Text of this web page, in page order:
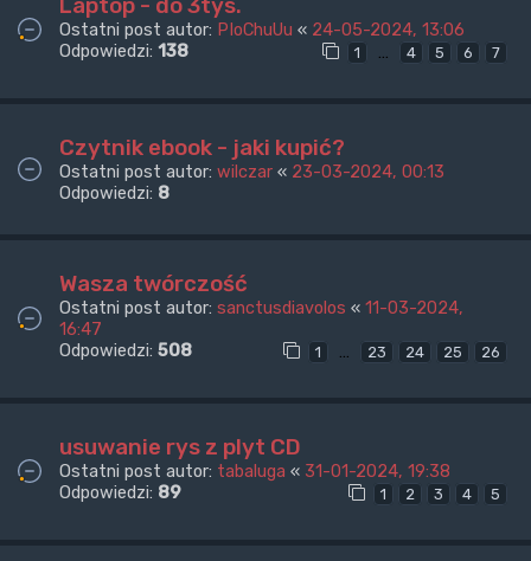
Laptop - do 3tys.
Ostatni post autor: PIoChuUu « 24-05-2024, 13:06
Odpowiedzi: 138 1 … 4 5 6 7
Czytnik ebook - jaki kupić?
Ostatni post autor: wilczar « 23-03-2024, 00:13
Odpowiedzi: 8
Wasza twórczość
Ostatni post autor: sanctusdiavolos « 11-03-2024,
16:47
Odpowiedzi: 508 1 … 23 24 25 26
usuwanie rys z plyt CD
Ostatni post autor: tabaluga « 31-01-2024, 19:38
Odpowiedzi: 89 1 2 3 4 5